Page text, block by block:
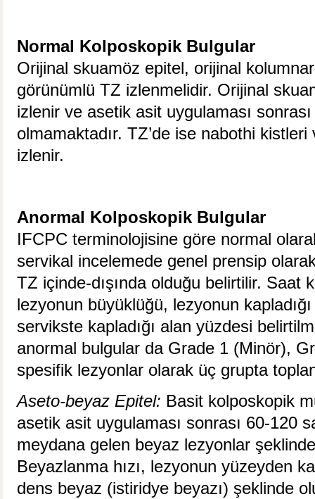
Normal Kolposkopik Bulgular
Orijinal skuamöz epitel, orijinal
görünümlü TZ izlenmelidir. Orijinal
izlenir ve asetik asit uygulaması
olmamaktadır. TZ’de ise nabothi kistleri
izlenir.
Anormal Kolposkopik Bulgular
IFCPC terminolojisine göre normal
servikal incelemede genel prensip
TZ içinde-dışında olduğu belirtilir. Saat
lezyonun büyüklüğü, lezyonun
servikste kapladığı alan yüzdesi
anormal bulgular da Grade 1 (Minör),
spesifik lezyonlar olarak üç grupta
Aseto-beyaz Epitel: Basit kolposkopik
asetik asit uygulaması sonrası 60-120
meydana gelen beyaz lezyonlar
Beyazlanma hızı, lezyonun yüzeyden
dens beyaz (istiridye beyazı) şeklinde